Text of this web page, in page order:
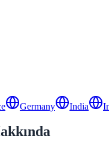
Germany India